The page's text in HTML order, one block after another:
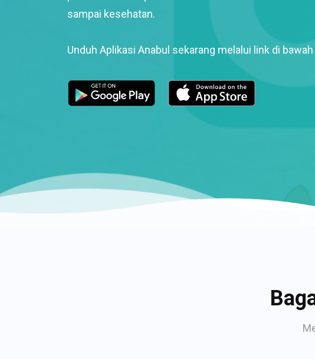
sampai kesehatan.
Unduh Aplikasi Anabul sekarang melalui link di bawah